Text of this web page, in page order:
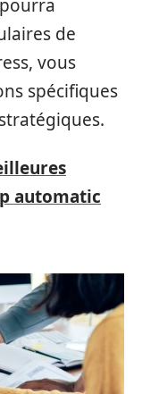
de
vous
spécifiques
automatic